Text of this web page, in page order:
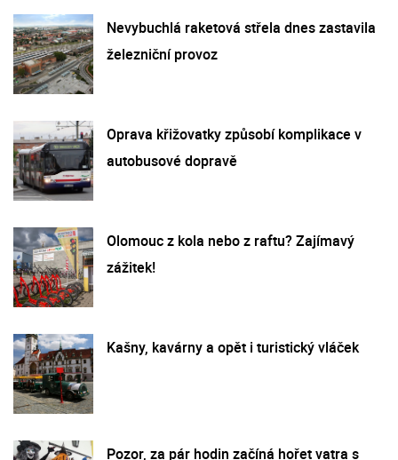
Nevybuchlá raketová střela dnes zastavila
železniční provoz
Oprava křižovatky způsobí komplikace v
autobusové dopravě
Olomouc z kola nebo z raftu? Zajímavý
zážitek!
Kašny, kavárny a opět i turistický vláček
Pozor, za pár hodin začíná hořet vatra s